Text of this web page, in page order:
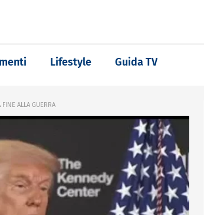
Lifestyle Guida TV
ALLA GUERRA